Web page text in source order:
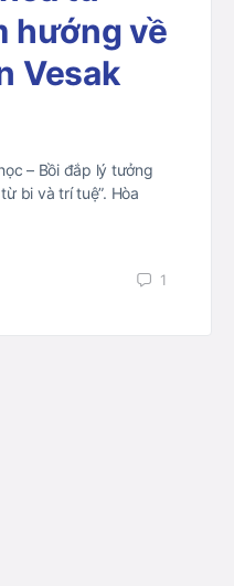
hướng về
Vesak
– Bồi đắp lý tưởng
bi và trí tuệ”. Hòa
1